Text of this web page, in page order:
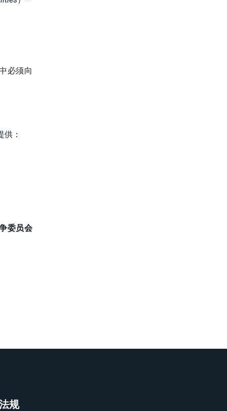
必须向
供：
委员会
规